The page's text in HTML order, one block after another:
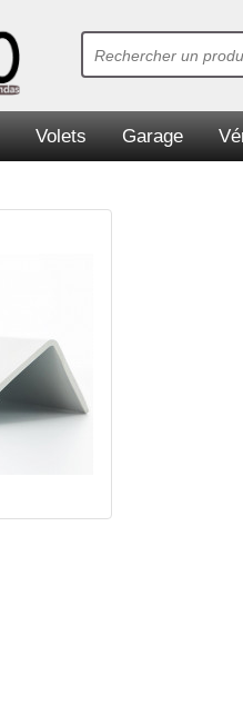
Volets Garage